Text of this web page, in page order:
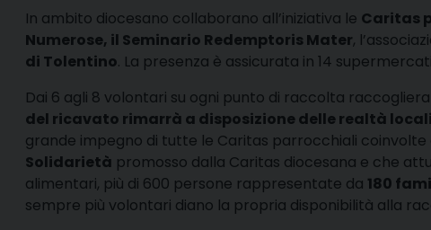
In ambito diocesano collaborano all’iniziativa le Caritas
Numerose, il Seminario Redemptoris Mater,
di Tolentino. La presenza è assicurata in 14
Dai 6 agli 8 volontari su ogni punto di raccolta
del ricavato rimarrà a disposizione delle realtà
grande impegno di tutte le Caritas parrocchiali coinvolte
Solidarietà promosso dalla Caritas diocesana e che
alimentari, più di 600 persone rappresentate da 180
sempre più volontari diano la propria disponibilità alla